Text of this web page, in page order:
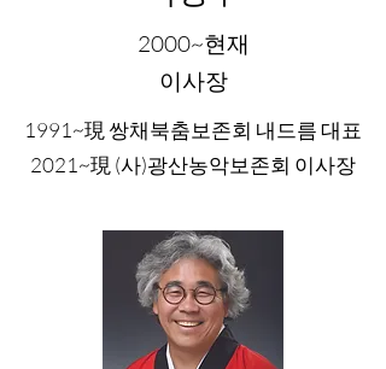
2000~현재
이사장
1991~現 쌍채북춤보존회 내드름 대표
2021~現 (사)광산농악보존회 이사장